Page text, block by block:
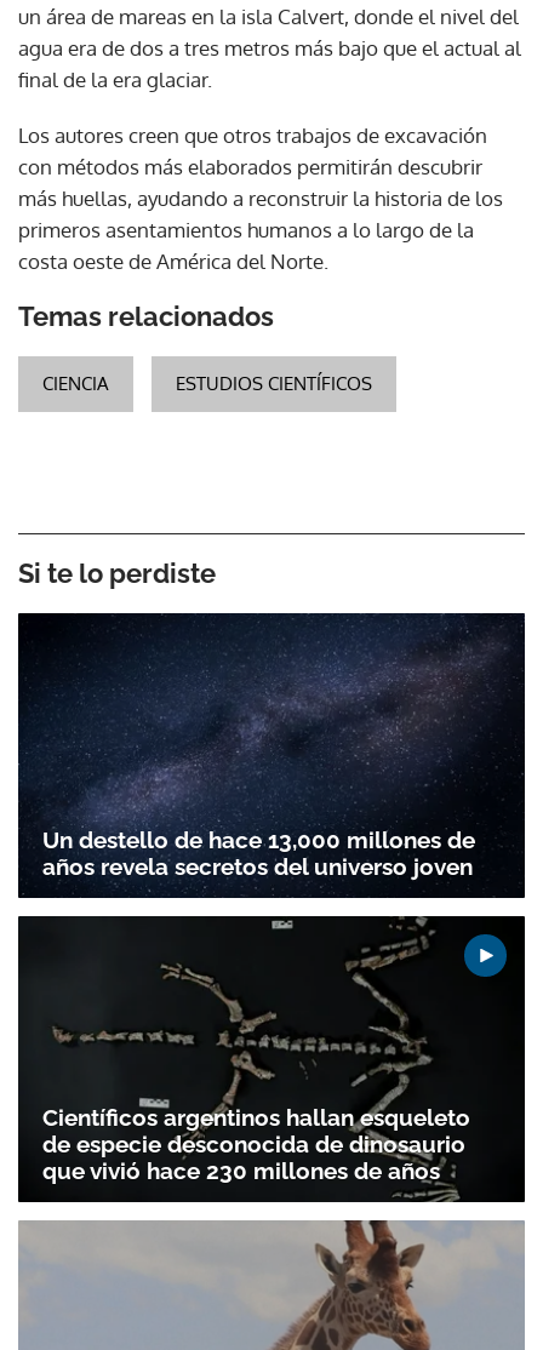
un área de mareas en la isla Calvert, donde el nivel del
agua era de dos a tres metros más bajo que el actual al
final de la era glaciar.
Los autores creen que otros trabajos de excavación
con métodos más elaborados permitirán descubrir
más huellas, ayudando a reconstruir la historia de los
primeros asentamientos humanos a lo largo de la
costa oeste de América del Norte.
Temas relacionados
CIENCIA ESTUDIOS CIENTÍFICOS
Si te lo perdiste
Un destello de hace 13,000 millones de
años revela secretos del universo joven
Científicos argentinos hallan esqueleto
de especie desconocida de dinosaurio
que vivió hace 230 millones de años